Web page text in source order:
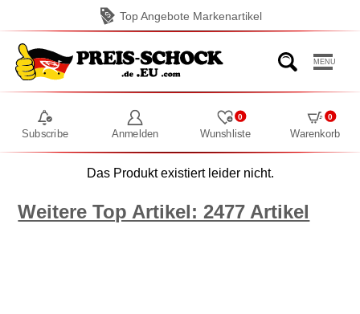
Top Angebote Markenartikel
MENU
Subscribe Anmelden Wunshliste
0
Warenkorb
0
Das Produkt existiert leider nicht.
Weitere Top Artikel: 2477 Artikel